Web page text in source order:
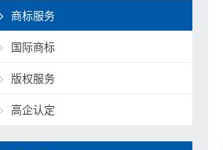
商标服务
国际商标
版权服务
高企认定